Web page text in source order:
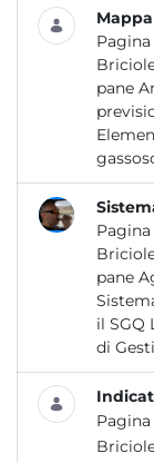
Pagina
pane
Pagina
pane
il SGQ
di
Pagina